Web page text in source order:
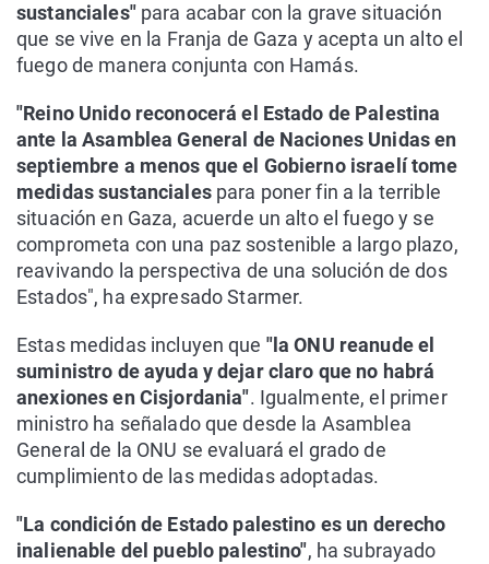
sustanciales"para acabar con la grave situación
que se vive en la Franja de Gaza y acepta un alto el
fuego de manera conjunta con Hamás.
"Reino Unido reconocerá el Estado de Palestina
ante la Asamblea General de Naciones Unidas en
septiembre a menos que el Gobierno israelí tome
medidas sustanciales para poner fin a la terrible
situación en Gaza, acuerde un alto el fuego y se
comprometa con una paz sostenible a largo plazo,
reavivando la perspectiva de una solución de dos
Estados", ha expresado Starmer.
Estas medidas incluyen que "la ONU reanude el
suministro de ayuda y dejar claro que no habrá
anexiones en Cisjordania". Igualmente, el primer
ministro ha señalado que desde la Asamblea
General de la ONU se evaluará el grado de
cumplimiento de las medidas adoptadas.
"La condición de Estado palestino es un derecho
inalienable del pueblo palestino", ha subrayado